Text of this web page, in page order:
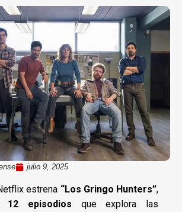
julio 9, 2025
estrena “Los Gringo Hunters”,
12 episodios que explora las